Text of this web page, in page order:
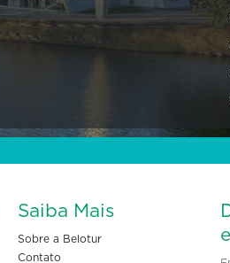
Saiba Mais
Sobre a Belotur
Contato